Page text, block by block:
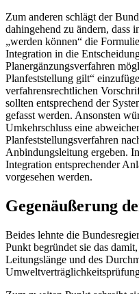
Zum anderen schlägt der
dahingehend zu ändern, dass
„werden können“ die
Integration in die
Planergänzungsverfahren
Planfeststellung gilt“
verfahrensrechtlichen
sollten entsprechend der
gefasst werden. Ansonsten
Umkehrschluss eine
Planfeststellungsverfahren
Anbindungsleitung ergeben.
Integration entsprechender
vorgesehen werden.
Gegenäußerung
Beides lehnte die
Punkt begründet sie das
Leitungslänge und des